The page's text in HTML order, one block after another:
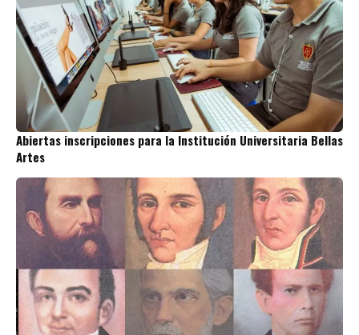
Abiertas inscripciones para la Institución Universitaria Bellas
Artes